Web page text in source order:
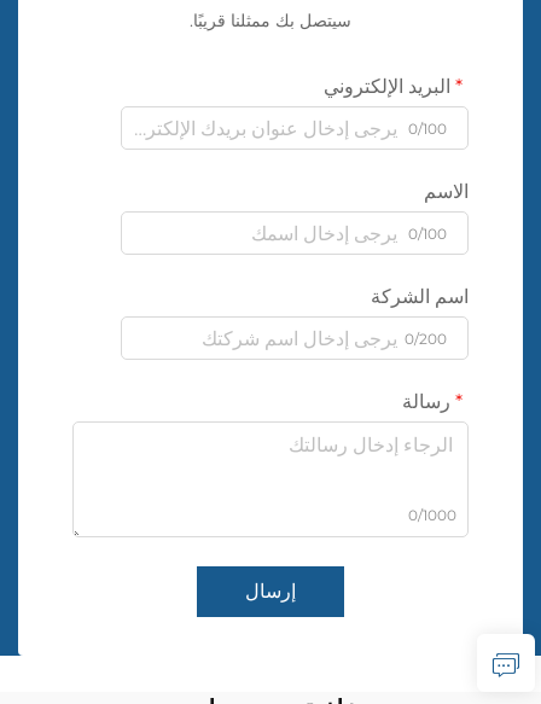
سيتصل بك ممثلنا قريبًا.
البريد الإلكتروني
0/100
الاسم
0/100
اسم الشركة
0/200
رسالة
0/1000
إرسال